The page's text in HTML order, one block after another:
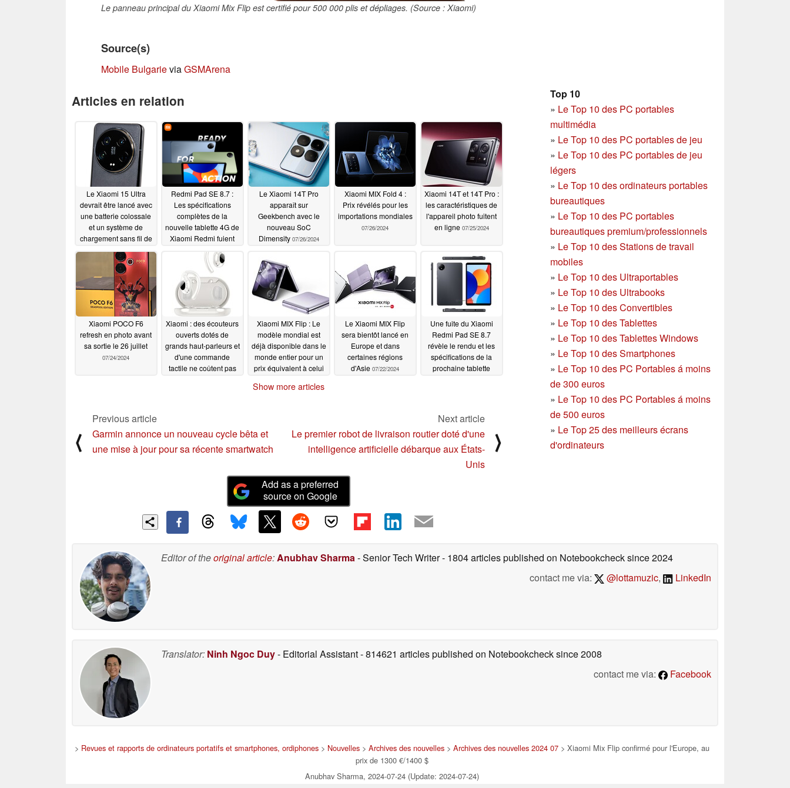
Le panneau principal du Xiaomi Mix Flip est certifié pour 500 000 plis et dépliages. (Source : Xiaomi)
Source(s)
Mobile BulgarieviaGSMArena
Top 10
» Le Top 10 des PC portables
multimédia
» Le Top 10 des PC portables de jeu
» Le Top 10 des PC portables de jeu
légers
» Le Top 10 des ordinateurs portables
bureautiques
» Le Top 10 des PC portables
bureautiques premium/professionnels
» Le Top 10 des Stations de travail
mobiles
» Le Top 10 des Ultraportables
» Le Top 10 des Ultrabooks
» Le Top 10 des Convertibles
» Le Top 10 des Tablettes
» Le Top 10 des Tablettes Windows
» Le Top 10 des Smartphones
» Le Top 10 des PC Portables á moins
de 300 euros
» Le Top 10 des PC Portables á moins
de 500 euros
» Le Top 25 des meilleurs écrans
d'ordinateurs
Articles en relation
Le Xiaomi 15 Ultra
devrait être lancé avec
une batterie colossale
et un système de
chargement sans fil de
07/26/2024
Redmi Pad SE 8.7 :
Les spécifications
complètes de la
nouvelle tablette 4G de
Xiaomi Redmi fuient
07/26/2024
Le Xiaomi 14T Pro
apparaît sur
Geekbench avec le
nouveau SoC
Dimensity 07/26/2024
Xiaomi MIX Fold 4 :
Prix révélés pour les
importations mondiales
07/26/2024
Xiaomi 14T et 14T Pro :
les caractéristiques de
l'appareil photo fuitent
en ligne 07/25/2024
Xiaomi POCO F6
refresh en photo avant
sa sortie le 26 juillet
07/24/2024
Xiaomi : des écouteurs
ouverts dotés de
grands haut-parleurs et
d'une commande
tactile ne coûtent pas
Xiaomi MIX Flip : Le
modèle mondial est
déjà disponible dans le
monde entier pour un
prix équivalent à celui
Galaxy Z Flip607/22/2024
Le Xiaomi MIX Flip
sera bientôt lancé en
Europe et dans
certaines régions
d'Asie 07/22/2024
Une fuite du Xiaomi
Redmi Pad SE 8.7
révèle le rendu et les
spécifications de la
prochaine tablette
Show more articles
⟨
Previous article
Garmin annonce un nouveau cycle bêta et
une mise à jour pour sa récente smartwatch
Next article
Le premier robot de livraison routier doté d'une
intelligence artificielle débarque aux États-
Unis
⟩
Add as a preferred
source on Google
Editor of theoriginal article:Anubhav Sharma- Senior Tech Writer- 1804 articles published on Notebookchecksince 2024
contact me via:
@lottamuzic, LinkedIn
Translator: Ninh Ngoc Duy- Editorial Assistant- 814621 articles published on Notebookchecksince 2008
contact me via:
Facebook
> Revues et rapports de ordinateurs portatifs et smartphones, ordiphones > Nouvelles > Archives des nouvelles > Archives des nouvelles 2024 07 > Xiaomi Mix Flip confirmé pour l'Europe, au
prix de 1300 €/1400 $
Anubhav Sharma, 2024-07-24 (Update: 2024-07-24)